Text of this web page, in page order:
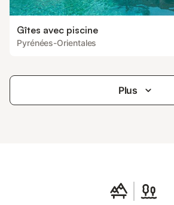
Gîtes avec piscine
Pyrénées-Orientales
Plus